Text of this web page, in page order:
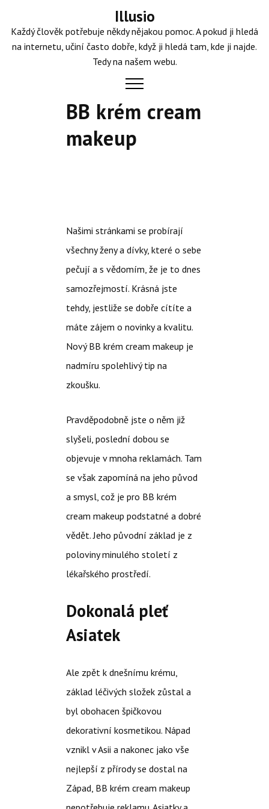
content
Illusio
Každý člověk potřebuje někdy nějakou pomoc. A pokud ji hledá
na internetu, učiní často dobře, když ji hledá tam, kde ji najde.
Tedy na našem webu.
BB krém cream
makeup
Našimi stránkami se probírají
všechny ženy a dívky, které o sebe
pečují a s vědomím, že je to dnes
samozřejmostí. Krásná jste
tehdy, jestliže se dobře cítíte a
máte zájem o novinky a kvalitu.
Nový BB krém cream makeup je
nadmíru spolehlivý tip na
zkoušku.
Pravděpodobně jste o něm již
slyšeli, poslední dobou se
objevuje v mnoha reklamách. Tam
se však zapomíná na jeho původ
a smysl, což je pro BB krém
cream makeup podstatné a dobré
vědět. Jeho původní základ je z
poloviny minulého století z
lékařského prostředí.
Dokonalá pleť
Asiatek
Ale zpět k dnešnímu krému,
základ léčivých složek zůstal a
byl obohacen špičkovou
dekorativní kosmetikou. Nápad
vznikl v Asii a nakonec jako vše
nejlepší z přírody se dostal na
Západ, BB krém cream makeup